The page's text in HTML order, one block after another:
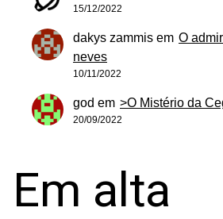
15/12/2022
dakys zammis em O
neves
10/11/2022
god em >O Mistério da
20/09/2022
Em alta